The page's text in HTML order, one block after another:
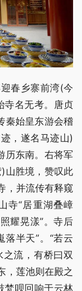
春乡寨前湾(今
寺名无考。唐贞
秦始皇东游会稽
，遂名马迹山)
历东南。右将军
山胜境，赞叹此
，并流传有释窥
寺“居重湖叠嶂
耀晃漾”。寺后
落半天”。“若云
流，有桥曰双
，莲池则在殿之
梵呗回响于云林